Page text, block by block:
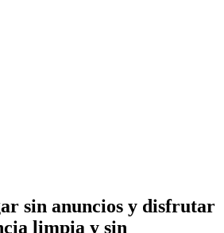
sin anuncios y disfrutar
limpia y sin